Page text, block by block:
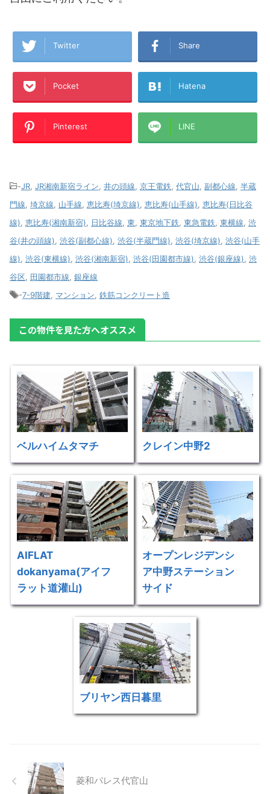
Twitter Share
Pocket Hatena
Pinterest LINE
-JR, JR湘南新宿ライン, 井の頭線, 京王電鉄, 代官山, 副都心線, 半蔵
門線, 埼京線, 山手線, 恵比寿(埼京線), 恵比寿(山手線), 恵比寿(日比谷
線), 恵比寿(湘南新宿), 日比谷線, 東, 東京地下鉄, 東急電鉄, 東横線, 渋
谷(井の頭線), 渋谷(副都心線), 渋谷(半蔵門線), 渋谷(埼京線), 渋谷(山手
線), 渋谷(東横線), 渋谷(湘南新宿), 渋谷(田園都市線), 渋谷(銀座線), 渋
谷区, 田園都市線, 銀座線
-7-9階建, マンション, 鉄筋コンクリート造
この物件を見た方へオススメ
ベルハイムタマチ クレイン中野2
AIFLAT
dokanyama(アイフ
ラット道灌山)
オープンレジデンシ
ア中野ステーション
サイド
ブリヤン西日暮里
菱和パレス代官山